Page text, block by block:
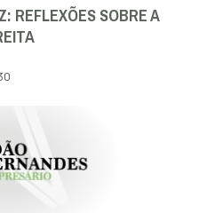
REFLEXÕES SOBRE A